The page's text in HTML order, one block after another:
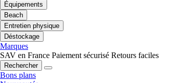
Équipements
Beach
Entretien physique
Déstockage
Marques
SAV en France Paiement sécurisé Retours faciles
Rechercher
Bons plans